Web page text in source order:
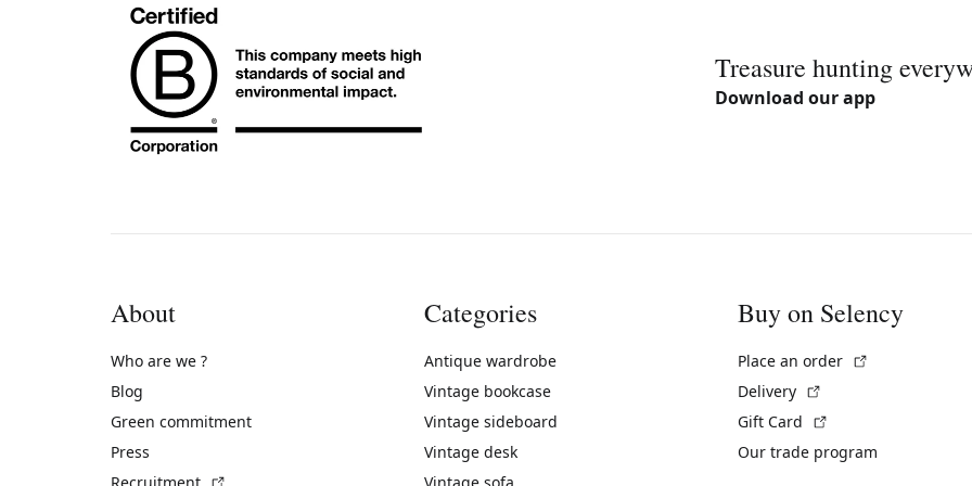
Treasure hunting
Download our app
About
Who are we ?
Blog
Green commitment
Press
Recruitment
Categories
Antique wardrobe
Vintage bookcase
Vintage sideboard
Vintage desk
Vintage sofa
Buy on Selency
Place an order
Delivery
Gift Card
Our trade program